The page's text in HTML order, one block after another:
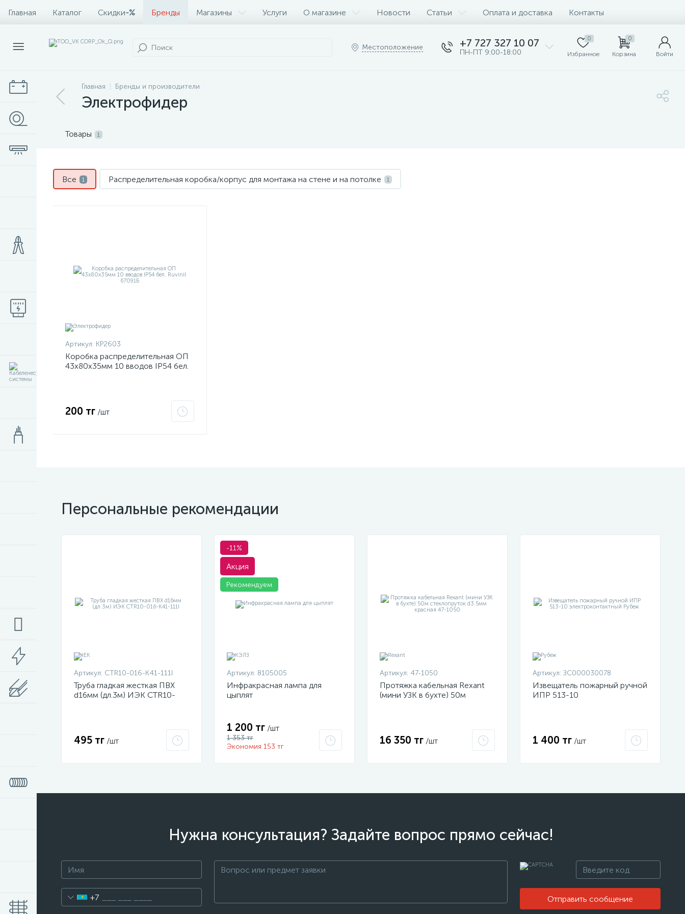
Главная Каталог Скидки-% Бренды Магазины Услуги О магазине Новости Статьи Оплата и доставка Контакты
Местоположение +7 727 327 10 07
ПН-ПТ 9:00-18:00
0
Избранное
0
Корзина Войти
Главная Бренды и производители
Электрофидер
Товары 1
Все 1 Распределительная коробка/корпус для монтажа на стене и на потолке 1
Артикул: КР2603
Коробка распределительная ОП
43х80х35мм 10 вводов IP54 бел.
200 тг /шт
Персональные рекомендации
Артикул: CTR10-016-K41-111I
Труба гладкая жесткая ПВХ
d16мм (дл.3м) ИЭК CTR10-
495 тг /шт
-11%
Акция
Рекомендуем
Артикул: 8105005
Инфракрасная лампа для
цыплят
1 200 тг /шт
1 353 тг
Экономия 153 тг
Артикул: 47-1050
Протяжка кабельная Rexant
(мини УЗК в бухте) 50м
16 350 тг /шт
Артикул: ЗС000030078
Извещатель пожарный ручной
ИПР 513-10
1 400 тг /шт
Нужна консультация? Задайте вопрос прямо сейчас!
+7 Отправить сообщение